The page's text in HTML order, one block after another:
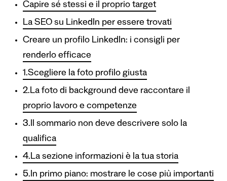
Capire sé stessi e il proprio target
La SEO su LinkedIn per essere trovati
Creare un profilo LinkedIn: i consigli per
renderlo efficace
1.Scegliere la foto profilo giusta
2.La foto di background deve raccontare il
proprio lavoro e competenze
3.Il sommario non deve descrivere solo la
qualifica
4.La sezione informazioni è la tua storia
5.In primo piano: mostrare le cose più importanti